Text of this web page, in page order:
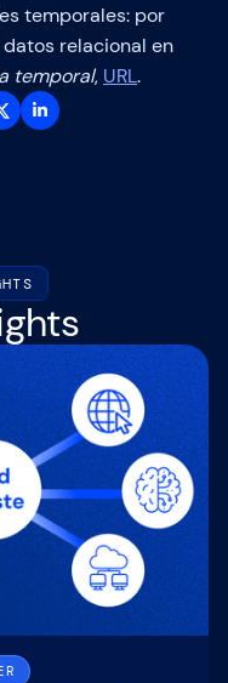
temporales: por
relacional en
temporal, URL.